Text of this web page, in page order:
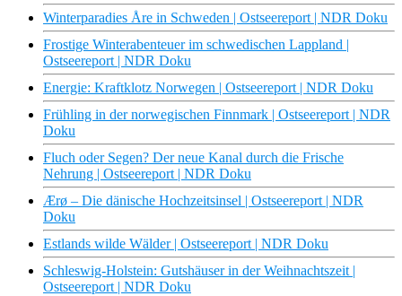
Winterparadies Åre in Schweden | Ostseereport | NDR Doku
Frostige Winterabenteuer im schwedischen Lappland |
Ostseereport | NDR Doku
Energie: Kraftklotz Norwegen | Ostseereport | NDR Doku
Frühling in der norwegischen Finnmark | Ostseereport | NDR
Doku
Fluch oder Segen? Der neue Kanal durch die Frische
Nehrung | Ostseereport | NDR Doku
Ærø – Die dänische Hochzeitsinsel | Ostseereport | NDR
Doku
Estlands wilde Wälder | Ostseereport | NDR Doku
Schleswig-Holstein: Gutshäuser in der Weihnachtszeit |
Ostseereport | NDR Doku